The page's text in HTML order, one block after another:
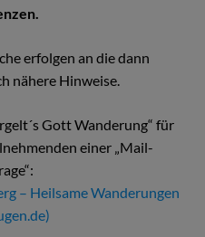
erfolgen an die dann
nähere Hinweise.
Gott Wanderung“ für
einer „Mail-
– Heilsame Wanderungen